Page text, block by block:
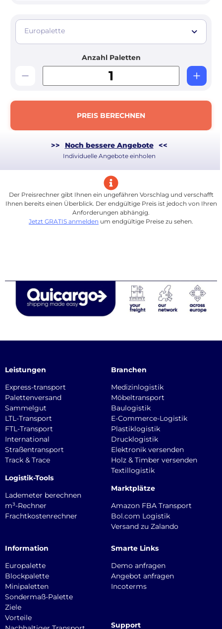
Europalette
Anzahl Paletten
PREIS BERECHNEN
>> Noch bessere Angebote <<
Individuelle Angebote einholen
Der Preisrechner gibt Ihnen ein ungefähren Vorschlag und verschafft
Ihnen bereits einen Überblick. Der endgültige Preis ist jedoch von Ihren
Anforderungen abhängig.
Jetzt GRATIS anmelden um endgültige Preise zu sehen.
Leistungen
Express-transport
Palettenversand
Sammelgut
LTL-Transport
FTL-Transport
International
Straßentransport
Track & Trace
Logistik-Tools
Lademeter berechnen
m³-Rechner
Frachtkostenrechner
Branchen
Medizinlogistik
Möbeltransport
Baulogistik
E-Commerce-Logistik
Plastiklogistik
Drucklogistik
Elektronik versenden
Holz & Timber versenden
Textillogistik
Marktplätze
Amazon FBA Transport
Bol.com Logistik
Versand zu Zalando
Information
Europalette
Blockpalette
Minipaletten
Sondermaß-Palette
Ziele
Vorteile
Smarte Links
Demo anfragen
Angebot anfragen
Incoterms
Support